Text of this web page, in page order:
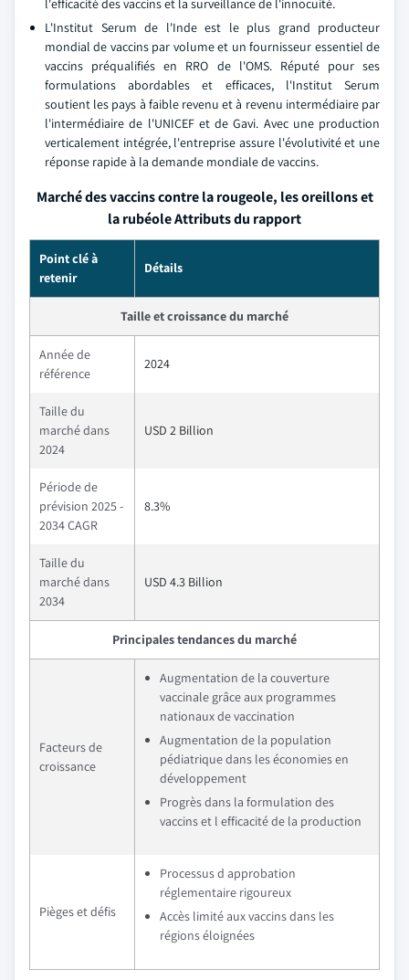
l'efficacité des vaccins et la surveillance de l'innocuité.
L'Institut Serum de l'Inde est le plus grand producteur
mondial de vaccins par volume et un fournisseur essentiel de
vaccins préqualifiés en RRO de l'OMS. Réputé pour ses
formulations abordables et efficaces, l'Institut Serum
soutient les pays à faible revenu et à revenu intermédiaire par
l'intermédiaire de l'UNICEF et de Gavi. Avec une production
verticalement intégrée, l'entreprise assure l'évolutivité et une
réponse rapide à la demande mondiale de vaccins.
Marché des vaccins contre la rougeole, les oreillons et
la rubéole Attributs du rapport
Point clé à
retenir
Détails
Taille et croissance du marché
Année de
référence
2024
Taille du
marché dans
2024
USD 2 Billion
Période de
prévision 2025 -
2034 CAGR
8.3%
Taille du
marché dans
2034
USD 4.3 Billion
Principales tendances du marché
Facteurs de
croissance
Augmentation de la couverture
vaccinale grâce aux programmes
nationaux de vaccination
Augmentation de la population
pédiatrique dans les économies en
développement
Progrès dans la formulation des
vaccins et l efficacité de la production
Pièges et défis
Processus d approbation
réglementaire rigoureux
Accès limité aux vaccins dans les
régions éloignées